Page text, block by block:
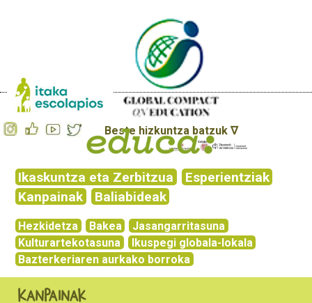
Beste hizkuntza batzuk ∇
Ikaskuntza eta Zerbitzua
Esperientziak
Kanpainak
Baliabideak
Hezkidetza Bakea
Jasangarritasuna
Kulturartekotasuna
Ikuspegi globala-lokala
Bazterkeriaren aurkako borroka
Kanpainak